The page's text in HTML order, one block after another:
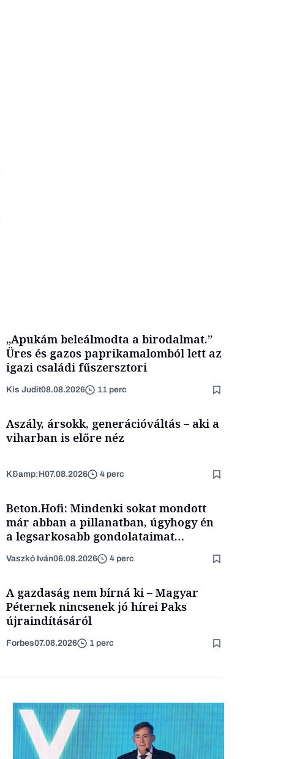
„Apukám beleálmodta a birodalmat.”
Üres és gazos paprikamalomból lett az
igazi családi fűszersztori
Kis Judit08.08.2026 11 perc
Aszály, ársokk, generációváltás – aki a
viharban is előre néz
K&amp;H07.08.2026 4 perc
Beton.Hofi: Mindenki sokat mondott
már abban a pillanatban, úgyhogy én
a legsarkosabb gondolataimat
Vaszkó Iván06.08.2026 4 perc
A gazdaság nem bírná ki – Magyar
Péternek nincsenek jó hírei Paks
újraindításáról
Forbes07.08.2026 1 perc